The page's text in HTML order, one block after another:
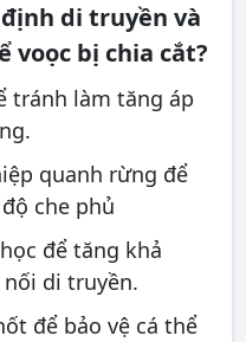
di truyền và
voọc bị chia cắt?
tránh làm tăng áp
quanh rừng để
che phủ
để tăng khả
di truyền.
để bảo vệ cá thể